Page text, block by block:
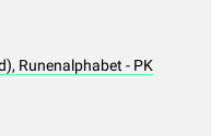
Runenalphabet - PK